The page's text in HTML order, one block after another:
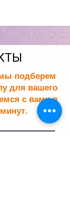
мы подберем
для вашего
с вами в